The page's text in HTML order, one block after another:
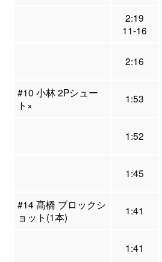
2:19
11-16
2:16
#10 小林 2Pシュー
ト×
1:53
1:52
1:45
#14 髙橋 ブロックシ
ョット(1本)
1:41
1:41